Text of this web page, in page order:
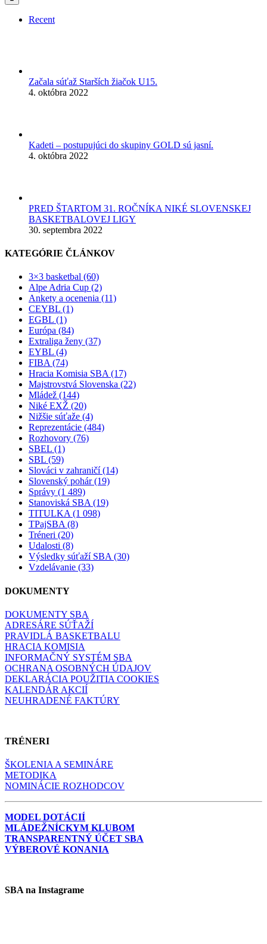
Recent
Začala súťaž Starších žiačok U15.
4. októbra 2022
Kadeti – postupujúci do skupiny GOLD sú jasní.
4. októbra 2022
PRED ŠTARTOM 31. ROČNÍKA NIKÉ SLOVENSKEJ
BASKETBALOVEJ LIGY
30. septembra 2022
KATEGÓRIE ČLÁNKOV
3×3 basketbal (60)
Alpe Adria Cup (2)
Ankety a ocenenia (11)
CEYBL (1)
EGBL (1)
Európa (84)
Extraliga ženy (37)
EYBL (4)
FIBA (74)
Hracia Komisia SBA (17)
Majstrovstvá Slovenska (22)
Mládež (144)
Niké EXŽ (20)
Nižšie súťaže (4)
Reprezentácie (484)
Rozhovory (76)
SBEL (1)
SBL (59)
Slováci v zahraničí (14)
Slovenský pohár (19)
Správy (1 489)
Stanoviská SBA (19)
TITULKA (1 098)
TPajSBA (8)
Tréneri (20)
Udalosti (8)
Výsledky súťaží SBA (30)
Vzdelávanie (33)
DOKUMENTY
DOKUMENTY SBA
ADRESÁRE SÚŤAŽÍ
PRAVIDLÁ BASKETBALU
HRACIA KOMISIA
INFORMAČNÝ SYSTÉM SBA
OCHRANA OSOBNÝCH ÚDAJOV
DEKLARÁCIA POUŽITIA COOKIES
KALENDÁR AKCIÍ
NEUHRADENÉ FAKTÚRY
TRÉNERI
ŠKOLENIA A SEMINÁRE
METODIKA
NOMINÁCIE ROZHODCOV
MODEL DOTÁCIÍ
MLÁDEŽNÍCKYM KLUBOM
TRANSPARENTNÝ ÚČET SBA
VÝBEROVÉ KONANIA
SBA na Instagrame